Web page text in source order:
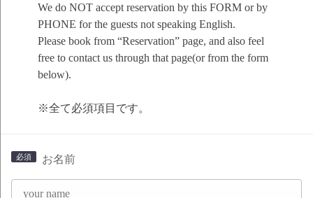
We do NOT accept reservation by this FORM or by
PHONE for the guests not speaking English.
Please book from “Reservation” page, and also feel
free to contact us through that page(or from the form
below).
※全て必須項目です。
お名前